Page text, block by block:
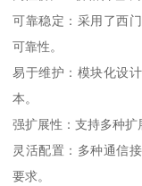
可靠稳定：采用了西
可靠性。
易于维护：模块化设
本。
强扩展性：支持多种扩
灵活配置：多种通信
要求。